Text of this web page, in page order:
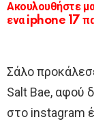
Ακουλουθήστε
ενα iphone 17
Σάλο
Salt Bae, αφού
στο instagram